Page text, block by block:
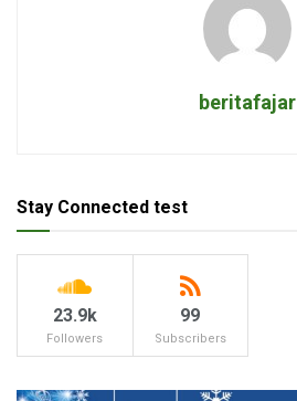
beritafajar
Stay Connected test
23.9k
Followers
99
Subscribers